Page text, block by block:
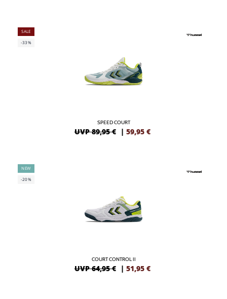
SALE
-33%
SPEED COURT
UVP 89,95 € | 59,95 €
NEW
-20%
COURT CONTROL II
UVP 64,95 € | 51,95 €